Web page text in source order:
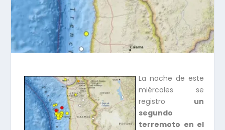
La noche de este
miércoles se
registro un
segundo
terremoto en el